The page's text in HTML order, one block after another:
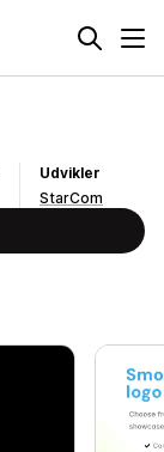
Udvikler
StarCom